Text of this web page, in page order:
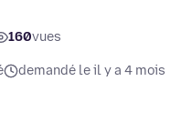
160vues
demandé le il y a 4 mois